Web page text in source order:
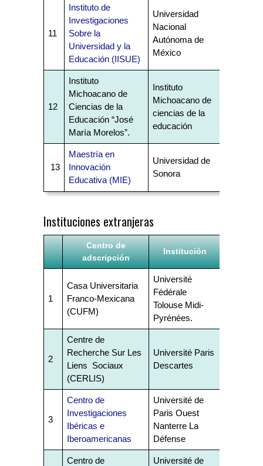
11
Instituto de
Investigaciones
Sobre la
Universidad y la
Educación (IISUE)
Universidad
Nacional
Autónoma de
México
12
Instituto
Michoacano de
Ciencias de la
Educación “José
María Morelos”.
Instituto
Michoacano de
ciencias de la
educación
13
Maestría en
Innovación
Educativa (MIE)
Universidad de
Sonora
Instituciones extranjeras
Centro de
adscripción
Institución
1
Casa Universitaria
Franco-Mexicana
(CUFM)
Université
Fédérale
Tolouse Midi-
Pyrénées.
2
Centre de
Recherche Sur Les
Liens Sociaux
(CERLIS)
Université Paris
Descartes
3
Centro de
Investigaciones
Ibéricas e
Iberoamericanas
Université de
Paris Ouest
Nanterre La
Défense
Centro de Université de